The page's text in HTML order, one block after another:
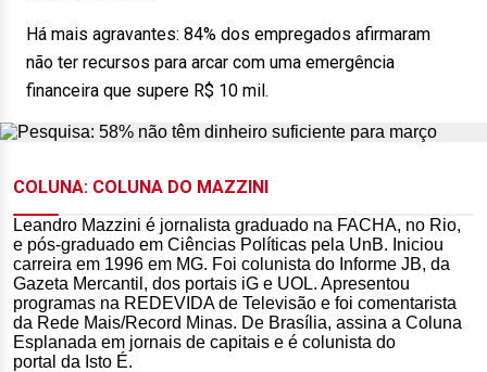
COLUNA: COLUNA DO MAZZINI
Leandro Mazzini é jornalista graduado na FACHA, no Rio,
e pós-graduado em Ciências Políticas pela UnB. Iniciou
carreira em 1996 em MG. Foi colunista do Informe JB, da
Gazeta Mercantil, dos portais iG e UOL. Apresentou
programas na REDEVIDA de Televisão e foi comentarista
da Rede Mais/Record Minas. De Brasília, assina a Coluna
Esplanada em jornais de capitais e é colunista do
portal da Isto É.
Há mais agravantes: 84% dos empregados afirmaram
não ter recursos para arcar com uma emergência
financeira que supere R$ 10 mil.